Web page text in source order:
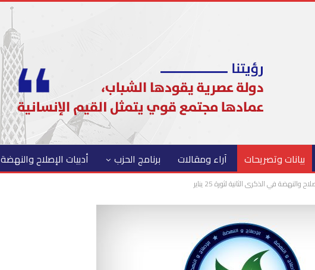
بيانات وتصريحات آراء ومقالات برنامج الحزب أدبيات الإصلاح والنهضة
والنهضة في الذكرى الثانية لثورة 25 يناير